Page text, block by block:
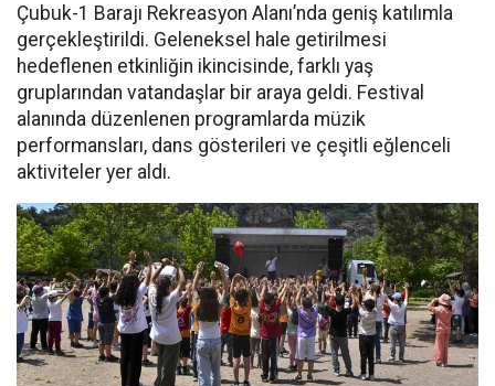
Çubuk-1 Barajı Rekreasyon Alanı’nda geniş katılımla
gerçekleştirildi. Geleneksel hale getirilmesi
hedeflenen etkinliğin ikincisinde, farklı yaş
gruplarından vatandaşlar bir araya geldi. Festival
alanında düzenlenen programlarda müzik
performansları, dans gösterileri ve çeşitli eğlenceli
aktiviteler yer aldı.